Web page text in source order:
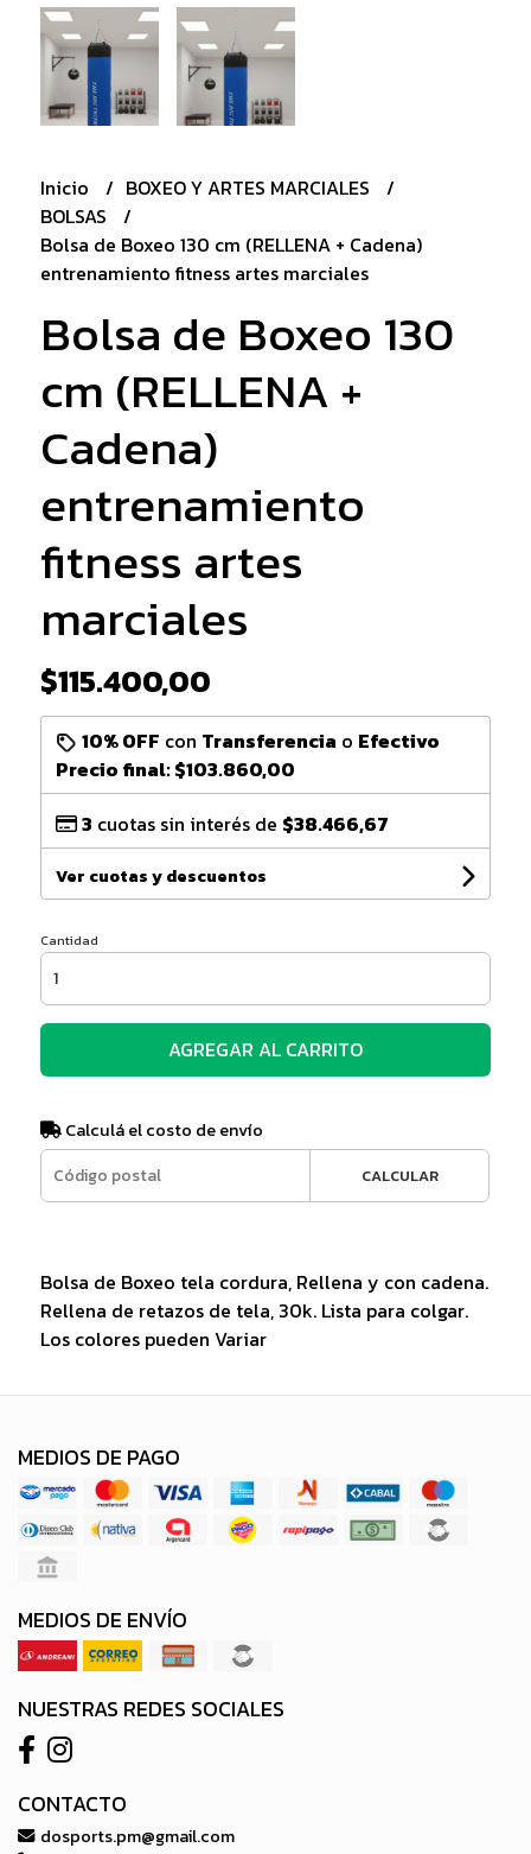
Inicio
BOXEO Y ARTES MARCIALES
BOLSAS
Bolsa de Boxeo 130 cm (RELLENA + Cadena)
entrenamiento fitness artes marciales
Bolsa de Boxeo 130
cm (RELLENA +
Cadena)
entrenamiento
fitness artes
marciales
$115.400,00
10% OFF con Transferencia o Efectivo
Precio final:$103.860,00
3 cuotas sin interés de $38.466,67
Ver cuotas y descuentos
Cantidad
AGREGAR AL CARRITO
Calculá el costo de envío
CALCULAR
Bolsa de Boxeo tela cordura, Rellena y con cadena.
Rellena de retazos de tela, 30k. Lista para colgar.
Los colores pueden Variar
MEDIOS DE PAGO
MEDIOS DE ENVÍO
NUESTRAS REDES SOCIALES
CONTACTO
dosports.pm@gmail.com